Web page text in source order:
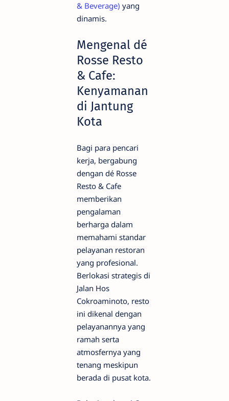
& Beverage) yang
dinamis.
Mengenal dé
Rosse Resto
& Cafe:
Kenyamanan
di Jantung
Kota
Bagi para pencari
kerja, bergabung
dengan dé Rosse
Resto & Cafe
memberikan
pengalaman
berharga dalam
memahami standar
pelayanan restoran
yang profesional.
Berlokasi strategis di
Jalan Hos
Cokroaminoto, resto
ini dikenal dengan
pelayanannya yang
ramah serta
atmosfernya yang
tenang meskipun
berada di pusat kota.